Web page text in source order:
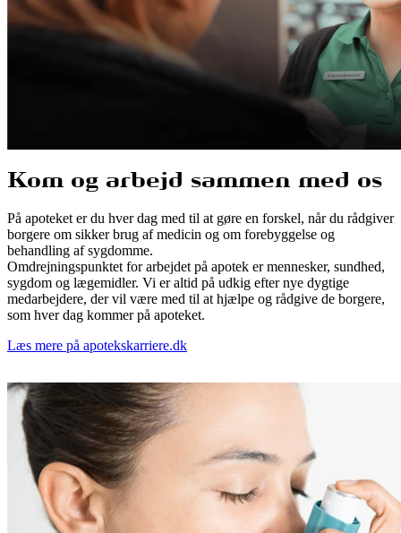
Kom og arbejd sammen med os
På apoteket er du hver dag med til at gøre en forskel, når du rådgiver
borgere om sikker brug af medicin og om forebyggelse og
behandling af sygdomme.
Omdrejningspunktet for arbejdet på apotek er mennesker, sundhed,
sygdom og lægemidler. Vi er altid på udkig efter nye dygtige
medarbejdere, der vil være med til at hjælpe og rådgive de borgere,
som hver dag kommer på apoteket.
Læs mere på apotekskarriere.dk